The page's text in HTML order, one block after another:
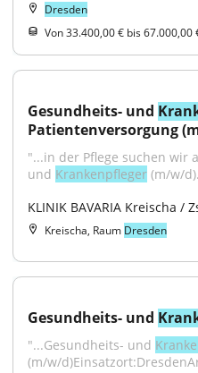
Dresden
Von 33.400,00 € bis 67.000,00
Gesundheits- und
Patientenversorgung
"...in der Pflege suchen wir
und Krankenpfleger (m/w/
KLINIK BAVARIA Kreischa /
Kreischa, Raum Dresden
Gesundheits- und
"...Gesundheits- und
(m/w/